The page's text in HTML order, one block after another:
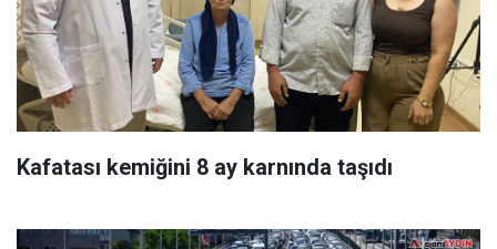
Kafatası kemiğini 8 ay karnında taşıdı